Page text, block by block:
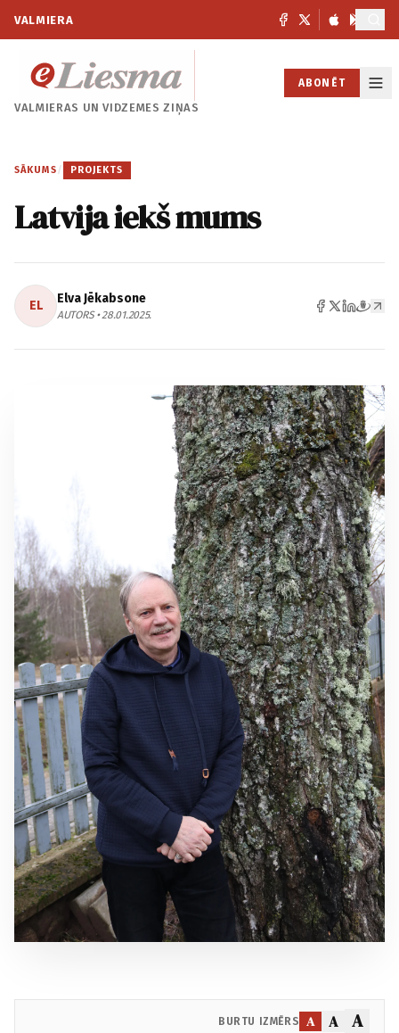
VALMIERA
VALMIERAS UNVIDZEMES ZIŅAS
ABONĒT
SĀKUMS / PROJEKTS
Latvija iekš mums
EL Elva Jēkabsone
AUTORS • 28.01.2025.
BURTU IZMĒRS A A A